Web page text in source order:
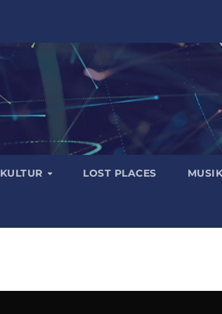
KULTUR LOST PLACES